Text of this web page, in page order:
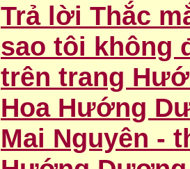
Trả lời Thắc
sao tôi không
trên trang
Hoa Hướng
Mai Nguyên -